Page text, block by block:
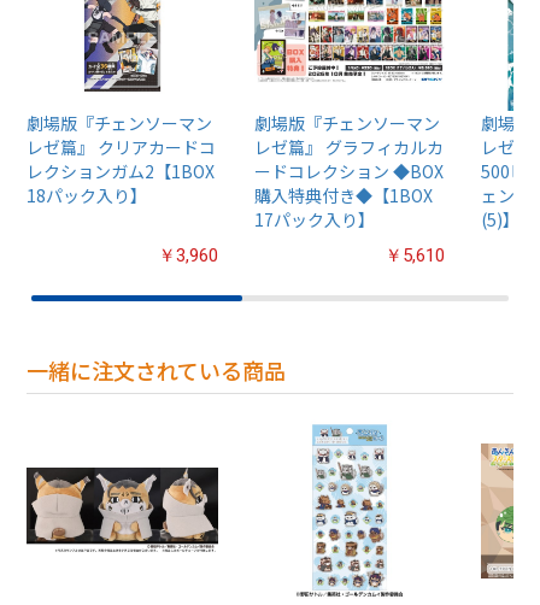
劇場版『チェンソーマン
レゼ篇』 クリアカードコ
レクションガム2【1BOX
18パック入り】
￥3,960
劇場版『チェンソーマン
レゼ篇』 グラフィカルカ
ードコレクション ◆BOX
購入特典付き◆【1BOX
17パック入り】
￥5,610
劇場版
レゼ篇
500ピ
ェンソ
(5)】
一緒に注文されている商品